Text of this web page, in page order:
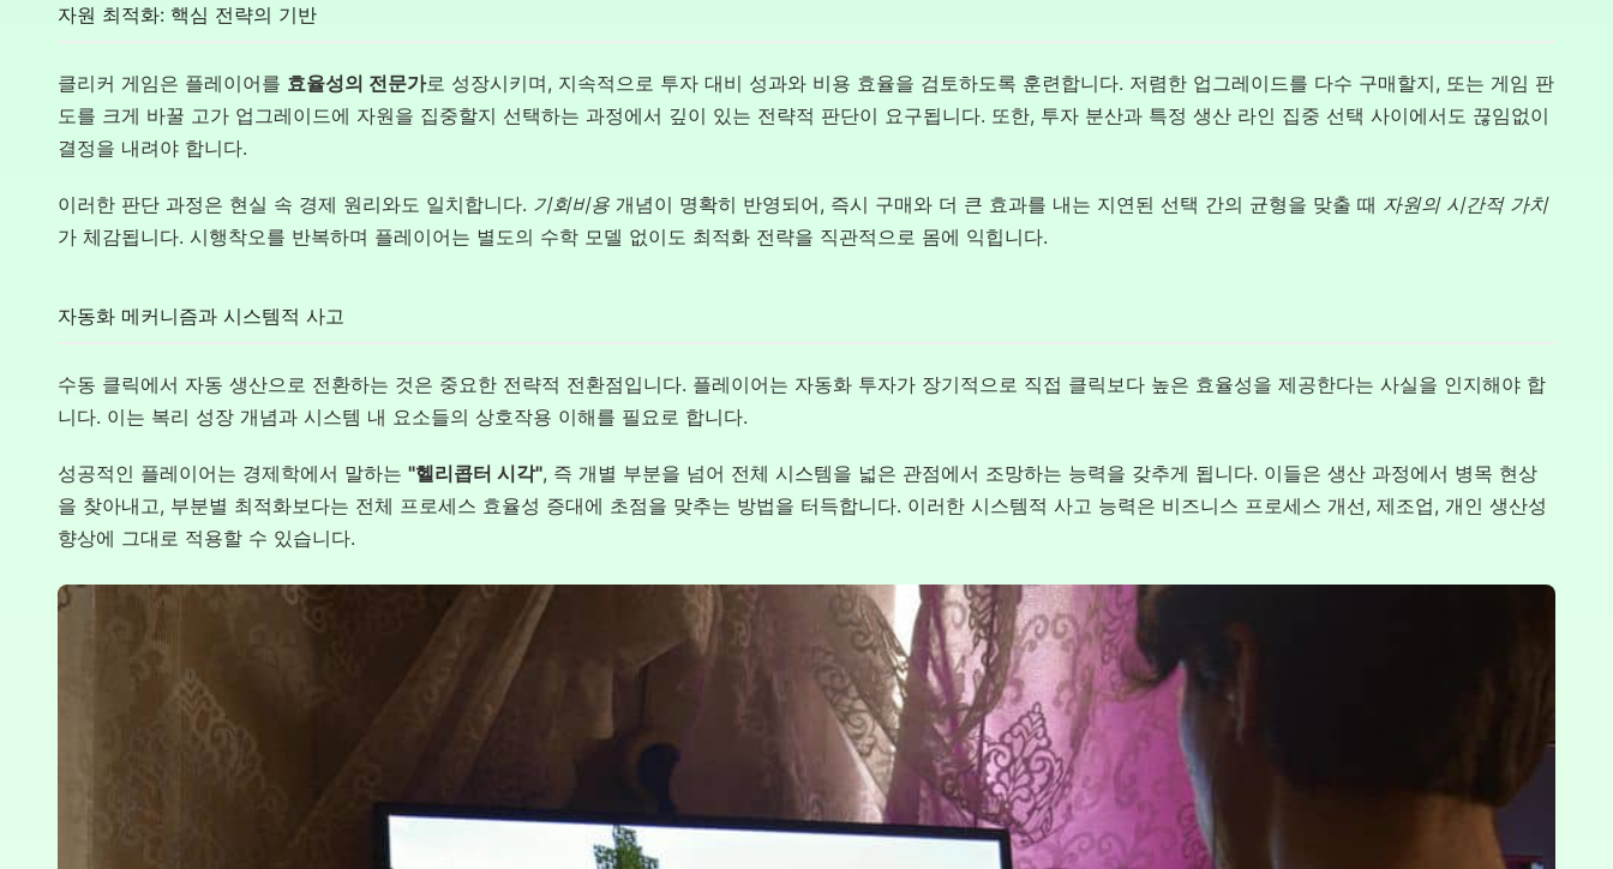
자원 최적화: 핵심 전략의 기반
클리커 게임은 플레이어를 효율성의 전문가로 성장시키며, 지속적으로 투자 대비 성과와 비용 효율을 검토하도록 훈련합니다. 저렴한 업그레이드를 다수 구매할지, 또는 게임 판
도를 크게 바꿀 고가 업그레이드에 자원을 집중할지 선택하는 과정에서 깊이 있는 전략적 판단이 요구됩니다. 또한, 투자 분산과 특정 생산 라인 집중 선택 사이에서도 끊임없이
결정을 내려야 합니다.
이러한 판단 과정은 현실 속 경제 원리와도 일치합니다. 기회비용 개념이 명확히 반영되어, 즉시 구매와 더 큰 효과를 내는 지연된 선택 간의 균형을 맞출 때 자원의 시간적 가치
가 체감됩니다. 시행착오를 반복하며 플레이어는 별도의 수학 모델 없이도 최적화 전략을 직관적으로 몸에 익힙니다.
자동화 메커니즘과 시스템적 사고
수동 클릭에서 자동 생산으로 전환하는 것은 중요한 전략적 전환점입니다. 플레이어는 자동화 투자가 장기적으로 직접 클릭보다 높은 효율성을 제공한다는 사실을 인지해야 합
니다. 이는 복리 성장 개념과 시스템 내 요소들의 상호작용 이해를 필요로 합니다.
성공적인 플레이어는 경제학에서 말하는 "헬리콥터 시각", 즉 개별 부분을 넘어 전체 시스템을 넓은 관점에서 조망하는 능력을 갖추게 됩니다. 이들은 생산 과정에서 병목 현상
을 찾아내고, 부분별 최적화보다는 전체 프로세스 효율성 증대에 초점을 맞추는 방법을 터득합니다. 이러한 시스템적 사고 능력은 비즈니스 프로세스 개선, 제조업, 개인 생산성
향상에 그대로 적용할 수 있습니다.